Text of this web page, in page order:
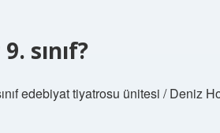
sınıf?
edebiyat tiyatrosu ünitesi / Deniz